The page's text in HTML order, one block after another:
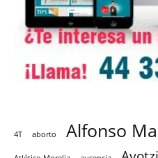
4T aborto Alfonso